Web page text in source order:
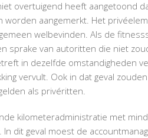
overtuigend heeft aangetoond
worden aangemerkt. Het
welbevinden. Als de
sprake van autoritten die niet
in dezelfde omstandigheden
vervult. Ook in dat geval
als privéritten.
kilometeradministratie met
dit geval moest de